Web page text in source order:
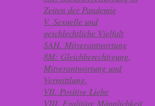
Zeiten der Pandemie
V. Sexuelle und
geschlechtliche Vielfalt
SAH. Mitverantwortung
8M: Gleichberechtigung,
Mitverantwortung und
Vermittlung.
VII. Positive Liebe
VIII. Egalitäre Männlichkeit